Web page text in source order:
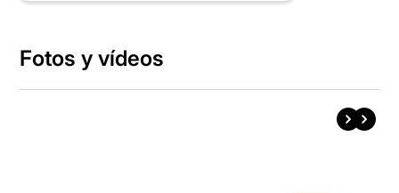
Fotos y vídeos